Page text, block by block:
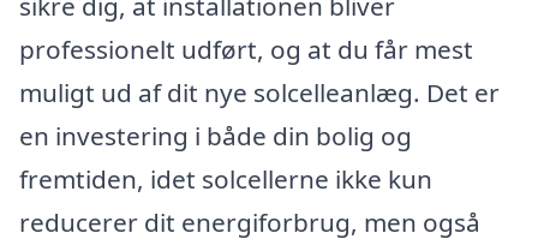
professionelt udført, og at du får mest
muligt ud af dit nye solcelleanlæg. Det er
en investering i både din bolig og
fremtiden, idet solcellerne ikke kun
reducerer dit energiforbrug, men også